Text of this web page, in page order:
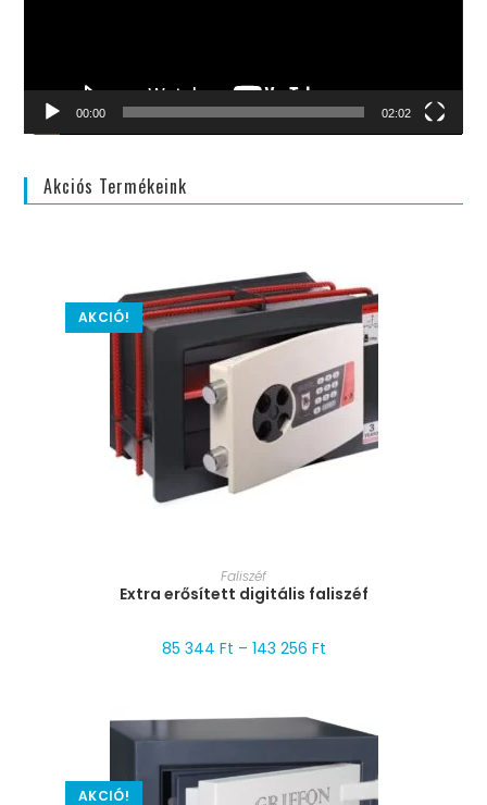
00:00 02:02
Akciós Termékeink
AKCIÓ!
MÉRET VÁLASZTÁSA
Faliszéf
Extra erősített digitális faliszéf
85 344 Ft – 143 256 Ft
AKCIÓ!